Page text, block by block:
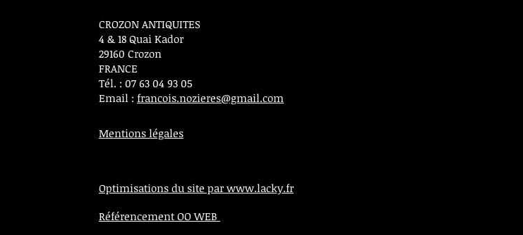
CROZON ANTIQUITES
4 & 18 Quai Kador
29160 Crozon
FRANCE
Tél. : 07 63 04 93 05
Email : francois.nozieres@gmail.com
Mentions légales
Optimisations du site par www.lacky.fr
Référencement OO WEB